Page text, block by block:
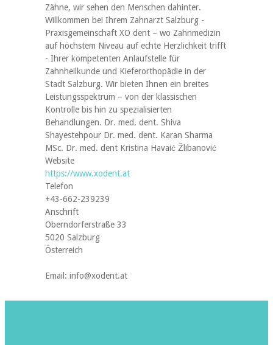
Zähne, wir sehen den Menschen dahinter.
Willkommen bei Ihrem Zahnarzt Salzburg -
Praxisgemeinschaft XO dent – wo Zahnmedizin
auf höchstem Niveau auf echte Herzlichkeit trifft
- Ihrer kompetenten Anlaufstelle für
Zahnheilkunde und Kieferorthopädie in der
Stadt Salzburg. Wir bieten Ihnen ein breites
Leistungsspektrum – von der klassischen
Kontrolle bis hin zu spezialisierten
Behandlungen. Dr. med. dent. Shiva
Shayestehpour Dr. med. dent. Karan Sharma
MSc. Dr. med. dent Kristina Havaić Žlibanović
Website
https://www.xodent.at
Telefon
+43-662-239239
Anschrift
Oberndorferstraße 33
5020 Salzburg
Österreich
Email: info@xodent.at